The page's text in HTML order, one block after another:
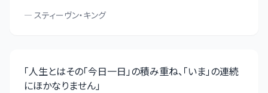
— スティーヴン・キング
「人生とはその「今日一日」の積み重ね、「いま」の連続
にほかなりません」